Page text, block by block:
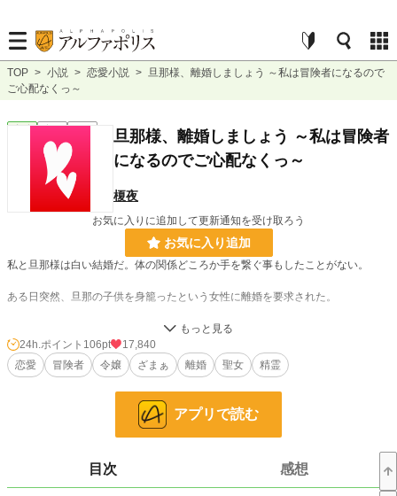
TOP > 小説 > 恋愛小説 > 旦那様、離婚しましょう ～私は冒険者になるので
ご心配なくっ～
恋愛 完結 長編
旦那様、離婚しましょう ～私は冒険者
になるのでご心配なくっ～
榎夜
お気に入りに追加して更新通知を受け取ろう
お気に入り追加
私と旦那様は白い結婚だ。体の関係どころか手を繋ぐ事もしたことがない。
ある日突然、旦那の子供を身籠ったという女性に離婚を要求された。
別に構いませんが......じゃあ、冒険者にでもなろうかしら？
ー全50話ー
10,165 位 / 228,637 件
6,147
24h.ポイント 106pt
17,840
恋愛
冒険者 令嬢 ざまぁ 離婚 聖女 精霊
アプリで読む
目次 感想